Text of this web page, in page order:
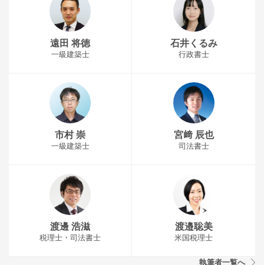
遠田 将徳
一級建築士
石井くるみ
行政書士
市村 崇
一級建築士
宮﨑 辰也
司法書士
渡邊 浩滋
税理士・司法書士
渡邉聡美
米国税理士
執筆者一覧へ